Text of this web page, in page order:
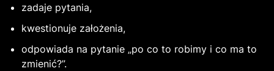
zadaje pytania,
kwestionuje założenia,
odpowiada na pytanie „po co to robimy i co ma to
zmienić?”.